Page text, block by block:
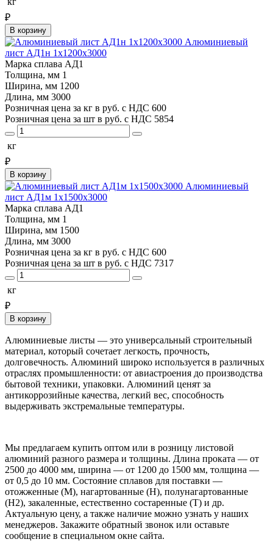
₽
В корзину
Алюминиевый
лист АД1н 1х1200х3000
Марка сплава АД1
Толщина, мм 1
Ширина, мм 1200
Длина, мм 3000
Розничная цена за кг в руб. с НДС 600
Розничная цена за шт в руб. с НДС 5854
кг
₽
В корзину
Алюминиевый
лист АД1м 1х1500х3000
Марка сплава АД1
Толщина, мм 1
Ширина, мм 1500
Длина, мм 3000
Розничная цена за кг в руб. с НДС 600
Розничная цена за шт в руб. с НДС 7317
кг
₽
В корзину
Алюминиевые листы — это универсальный строительный
материал, который сочетает легкость, прочность,
долговечность. Алюминий широко используется в различных
отраслях промышленности: от авиастроения до производства
бытовой техники, упаковки. Алюминий ценят за
антикоррозийные качества, легкий вес, способность
выдерживать экстремальные температуры.
Мы предлагаем купить оптом или в розницу листовой
алюминий разного размера и толщины. Длина проката — от
2500 до 4000 мм, ширина — от 1200 до 1500 мм, толщина —
от 0,5 до 10 мм. Состояние сплавов для поставки —
отожженные (М), нагартованные (Н), полунагартованные
(Н2), закаленные, естественно состаренные (Т) и др.
Актуальную цену, а также наличие можно узнать у наших
менеджеров. Закажите обратный звонок или оставьте
сообщение в специальном окне сайта.